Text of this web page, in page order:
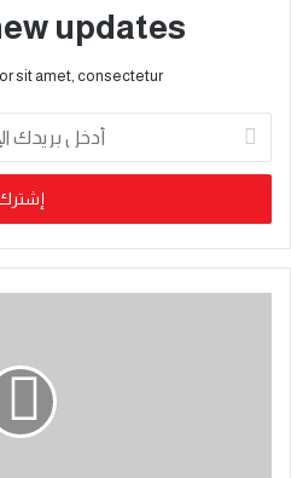
updates!
sit amet, consectetur.